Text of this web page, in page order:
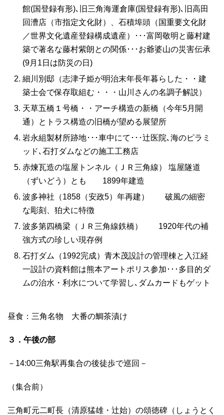
館(国登録有形)､旧三角海運倉庫(国登録有形)､旧高田
回漕店（市指定文化財）、石積埠頭（国重要文化財
／世界文化遺産登録構成遺産）･･･富岡敬明と藤村建
築で著名な藤村紫朗との関係･･･お爺婆山の災害伝承
(9月1日は防災の日)
細川別邸（志津子姫が明治末年長年暮らした・・建
築士会で保存取組む・・・山川さんの名調子解説）
天草五橋１号橋・・アーチ構造の新橋（今年5月開
通）とトラス構造の旧橋が望める展望所
岩永組製材所跡地･･･車中にて･･･辻医院､海のピラミ
ッド､石打ダムなどの施工工務店
赤煉瓦造の塩屋トンネル（ＪＲ三角線） 塩屋隧道
（ずいどう）とも 1899年建造
波多神社（1858（安政5）年再建） 破風の細密
な彫刻、狛犬に特徴
波多第四橋梁（ＪＲ三角線鉄橋） 1920年代の補
強方式の珍しい現存例
石打ダム（1992完成）青木茂設計の管理棟と入江経
一設計の資料館は熊本アートポリス参加･･･多目的ダ
ムの治水・利水について学習し､ダムカードもゲット
昼食：三角名物 大番の鯛茶漬け
３．午後の部
－14:00三角駅再集合の後徒歩で巡回－
（集合前）
三角町元二町長（清原猛雄・辻始）の頌徳碑（しょうとく